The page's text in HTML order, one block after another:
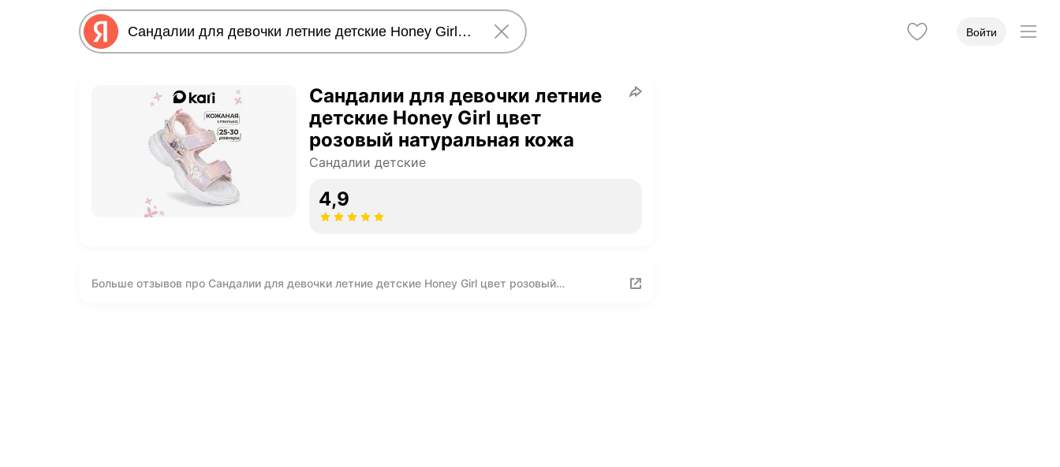
Войти
Сандалии для девочки летние
детские Honey Girl цвет
розовый натуральная кожа
Сандалии детские
4,9
Больше отзывов про Сандалии для девочки летние детские Honey Girl цвет розовый